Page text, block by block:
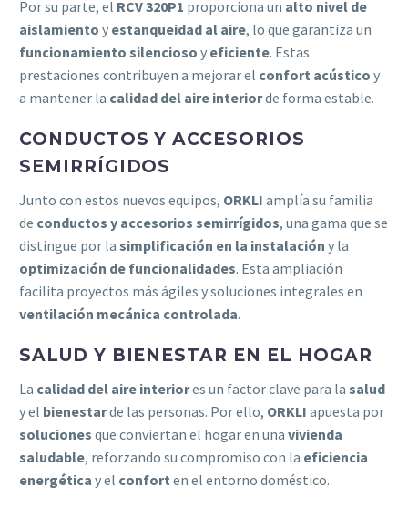
Por su parte, el RCV 320P1 proporciona un alto nivel de
aislamiento y estanqueidad al aire, lo que garantiza un
funcionamiento silencioso y eficiente. Estas
prestaciones contribuyen a mejorar el confort acústico y
a mantener la calidad del aire interiorde forma estable.
CONDUCTOS Y ACCESORIOS
SEMIRRÍGIDOS
Junto con estos nuevos equipos, ORKLI amplía su familia
de conductos y accesorios semirrígidos, una gama que se
distingue por la simplificación en la instalación y la
optimización de funcionalidades. Esta ampliación
facilita proyectos más ágiles y soluciones integrales en
ventilación mecánica controlada.
SALUD Y BIENESTAR EN EL HOGAR
La calidad del aire interiores un factor clave para la salud
y el bienestarde las personas. Por ello, ORKLI apuesta por
soluciones que conviertan el hogar en una vivienda
saludable, reforzando su compromiso con la eficiencia
energética y el confort en el entorno doméstico.